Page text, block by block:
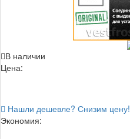
В наличии
Цена:
Нашли дешевле? Снизим цену!
Экономия: